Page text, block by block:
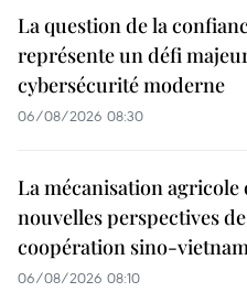
La question de la
représente un défi
cybersécurité moderne
06/08/2026 08:30
La mécanisation agricole
nouvelles perspectives de
coopération sino-
06/08/2026 08:10